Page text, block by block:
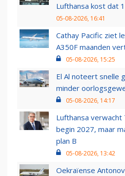
Lufthansa kost dat
05-08-2026, 16:41
Cathay Pacific ziet
A350F maanden
05-08-2026, 15:25
El Al noteert snelle
minder
05-08-2026, 14:17
Lufthansa verwacht
begin 2027, maar
plan B
05-08-2026, 13:42
Oekraïense